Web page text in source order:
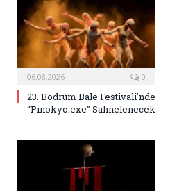
06.08.2026 0
23. Bodrum Bale Festivali’nde
“Pinokyo.exe” Sahnelenecek